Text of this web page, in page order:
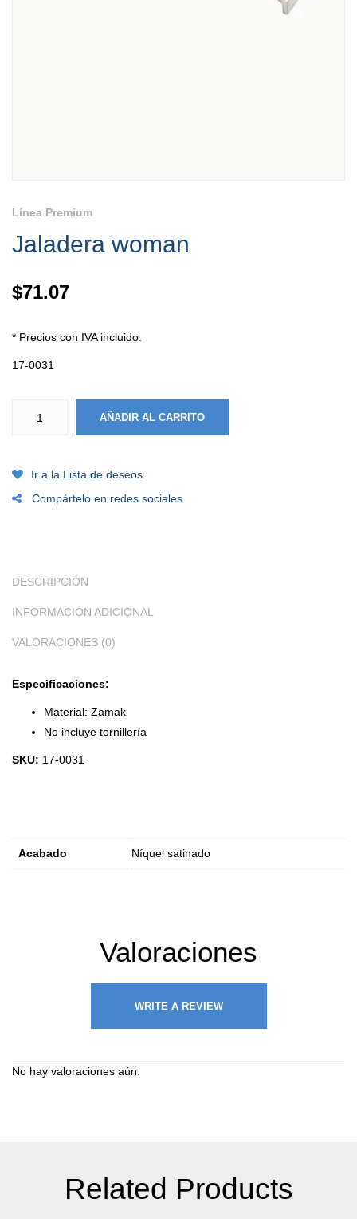
Línea Premium
Jaladera woman
$71.07
* Precios con IVA incluido.
17-0031
AÑADIR AL CARRITO
Ir a la Lista de deseos
Compártelo en redes sociales
DESCRIPCIÓN
INFORMACIÓN ADICIONAL
VALORACIONES (0)
Especificaciones:
Material: Zamak
No incluye tornillería
SKU: 17-0031
Acabado Níquel satinado
Valoraciones
WRITE A REVIEW
No hay valoraciones aún.
Related Products